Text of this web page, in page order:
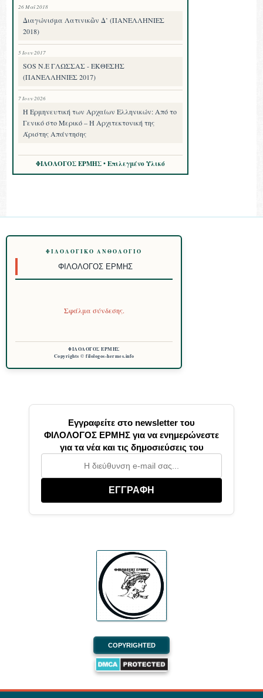
26 Μαΐ 2018
Διαγώνισμα Λατινικῶν Δ’ (ΠΑΝΕΛΛΗΝΙΕΣ
2018)
5 Ιουν 2017
SOS Ν.Ε ΓΛΩΣΣΑΣ - ΕΚΘΕΣΗΣ
(ΠΑΝΕΛΛΗΝΙΕΣ 2017)
7 Ιουν 2026
Η Ερμηνευτική των Αρχαίων Ελληνικών: Από το
Γενικό στο Μερικό – Η Αρχιτεκτονική της
Άριστης Απάντησης
ΦΙΛΟΛΟΓΟΣ ΕΡΜΗΣ • Επιλεγμένο Υλικό
ΦΙΛΟΛΟΓΙΚΌ ΑΝΘΟΛΌΓΙΟ
ΦΙΛΌΛΟΓΟΣ ΕΡΜΉΣ
Σφάλμα σύνδεσης.
ΦΙΛΟΛΟΓΟΣ ΕΡΜΗΣ
Copyrights © filologos-hermes.info
Εγγραφείτε στο newsletter του
ΦΙΛΟΛΟΓΟΣ ΕΡΜΗΣ για να ενημερώνεστε
για τα νέα και τις δημοσιεύσεις του
ΕΓΓΡΑΦΗ
COPYRIGHTED